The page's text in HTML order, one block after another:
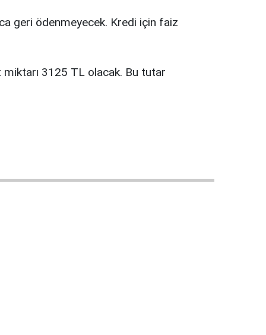
geri ödenmeyecek. Kredi için faiz
3125 TL olacak. Bu tutar